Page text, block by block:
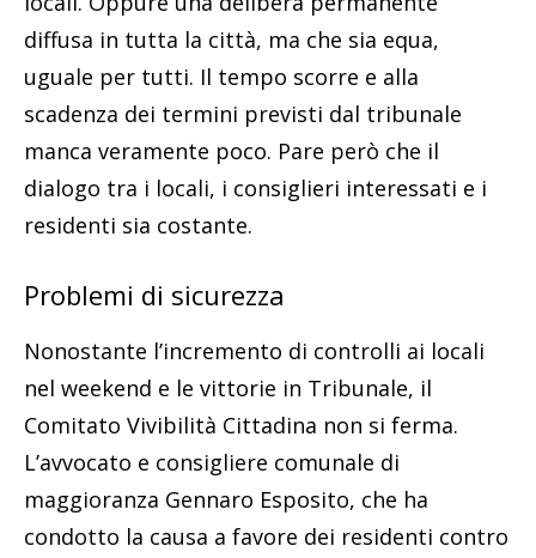
diffusa in tutta la città, ma che sia equa,
uguale per tutti. Il tempo scorre e alla
scadenza dei termini previsti dal tribunale
manca veramente poco. Pare però che il
dialogo tra i locali, i consiglieri interessati e i
residenti sia costante.
Problemi di sicurezza
Nonostante l’incremento di controlli ai locali
nel weekend e le vittorie in Tribunale, il
Comitato Vivibilità Cittadina non si ferma.
L’avvocato e consigliere comunale di
maggioranza Gennaro Esposito, che ha
condotto la causa a favore dei residenti contro